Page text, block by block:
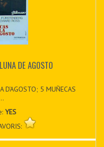
DE AGOSTO
D’AGOSTO; 5 MUÑECAS
YES